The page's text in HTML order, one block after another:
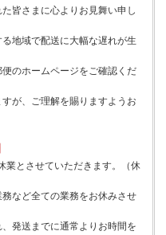
皆さまに心よりお見舞い申し
地域で配送に大幅な遅れが生
のホームページをご確認くだ
が、ご理解を賜りますようお
業とさせていただきます。（休
など全ての業務をお休みさせ
発送までに通常よりお時間を